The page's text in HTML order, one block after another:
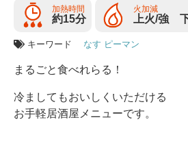
加熱時間
約15分
火加減
上火/強
キーワード なす ピーマン
まるごと食べれらる！
冷ましてもおいしくいただける
お手軽居酒屋メニューです。